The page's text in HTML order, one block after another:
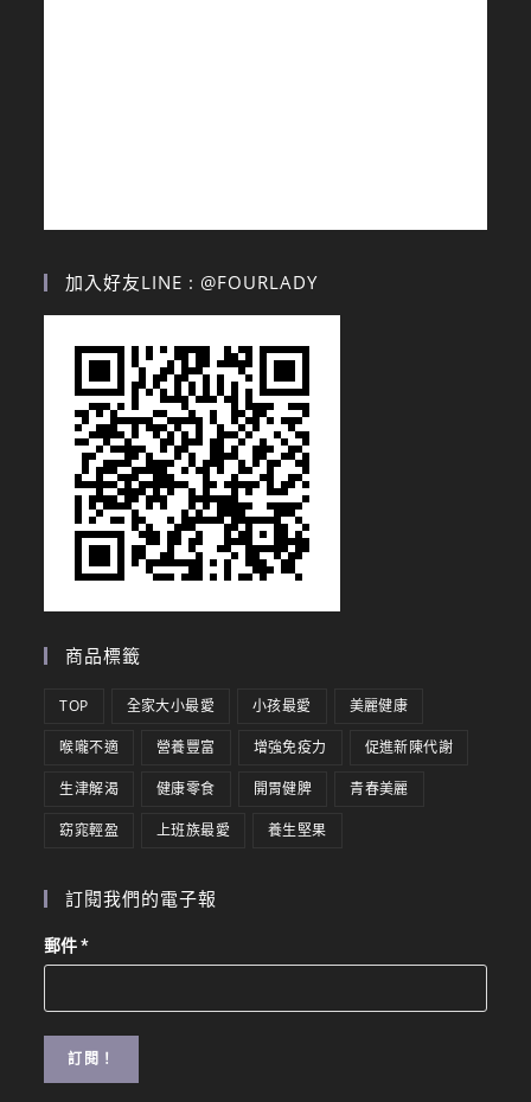
加入好友LINE : @FOURLADY
商品標籤
TOP 全家大小最愛 小孩最愛 美麗健康
喉嚨不適 營養豐富 增強免疫力 促進新陳代謝
生津解渴 健康零食 開胃健脾 青春美麗
窈窕輕盈 上班族最愛 養生堅果
訂閱我們的電子報
郵件*